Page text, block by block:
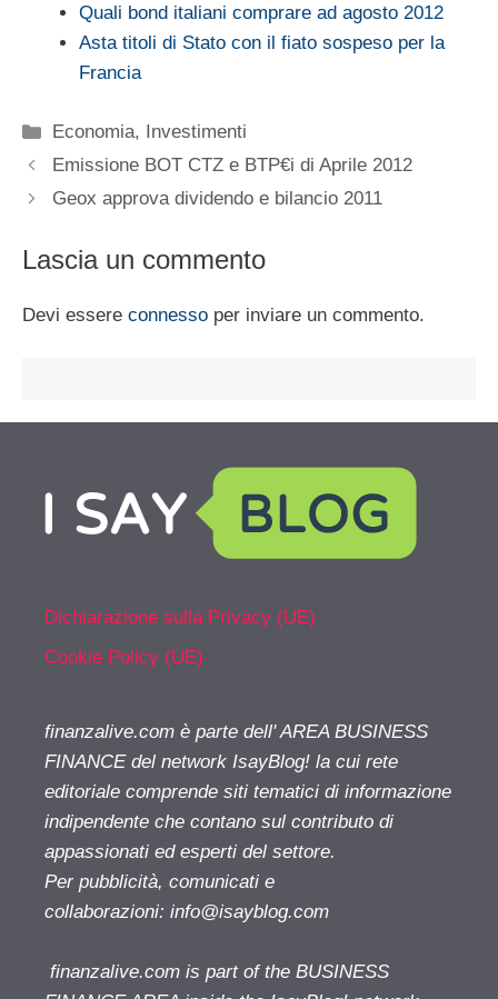
Quali bond italiani comprare ad agosto 2012
Asta titoli di Stato con il fiato sospeso per la
Francia
Categorie
Economia,
Investimenti
Emissione BOT CTZ e BTP€i di Aprile 2012
Geox approva dividendo e bilancio 2011
Lascia un commento
Devi essere connesso per inviare un commento.
Dichiarazione sulla Privacy (UE)
Cookie Policy (UE)
finanzalive.com è parte dell' AREA BUSINESS
FINANCE del network IsayBlog! la cui rete
editoriale comprende siti tematici di informazione
indipendente che contano sul contributo di
appassionati ed esperti del settore.
Per pubblicità, comunicati e
collaborazioni: info@isayblog.com
finanzalive.com is part of the BUSINESS